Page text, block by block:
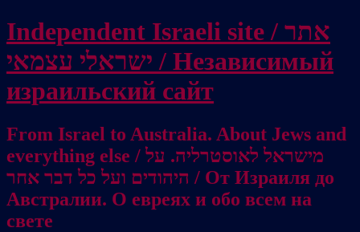
Independent Israeli site / אתר
ישראלי עצמאי / Независимый
израильский сайт
From Israel to Australia. About Jews and
everything else / מישראל לאוסטרליה. על
היהודים ועל כל דבר אחר / От Израиля до
Австралии. О евреях и обо всем на
свете